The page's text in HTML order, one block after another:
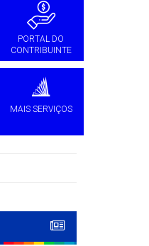
PORTAL DO
CONTRIBUINTE
MAIS SERVIÇOS